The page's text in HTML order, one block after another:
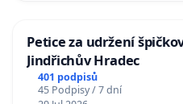
Petice za udržení
Jindřichův Hradec
401 podpisů
45 Podpisy / 7 dní